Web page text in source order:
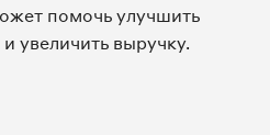
помочь улучшить
увеличить выручку.